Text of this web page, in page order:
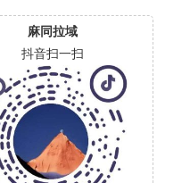
麻同拉域
抖音扫一扫